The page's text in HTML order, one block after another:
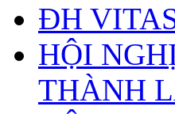
ĐH
HỘI
THÀNH